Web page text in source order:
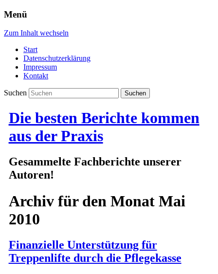
Menü
Zum Inhalt wechseln
Start
Datenschutzerklärung
Impressum
Kontakt
Suchen
Die besten Berichte kommen
aus der Praxis
Gesammelte Fachberichte unserer
Autoren!
Archiv für den Monat Mai
2010
Finanzielle Unterstützung für
Treppenlifte durch die Pflegekasse